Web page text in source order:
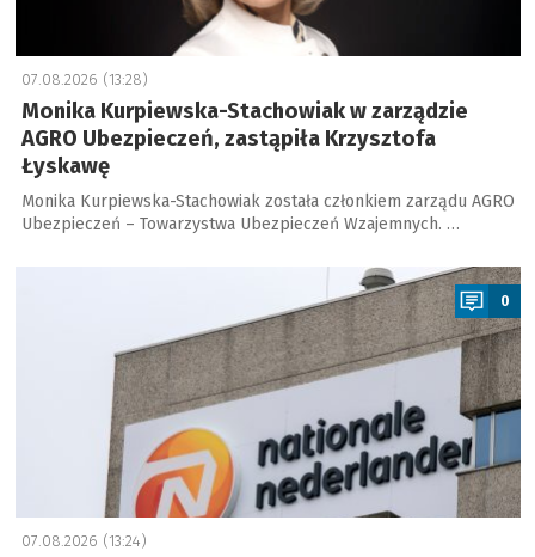
07.08.2026 (13:28)
Monika Kurpiewska-Stachowiak w zarządzie
AGRO Ubezpieczeń, zastąpiła Krzysztofa
Łyskawę
Monika Kurpiewska-Stachowiak została członkiem zarządu AGRO
Ubezpieczeń – Towarzystwa Ubezpieczeń Wzajemnych. …
0
07.08.2026 (13:24)